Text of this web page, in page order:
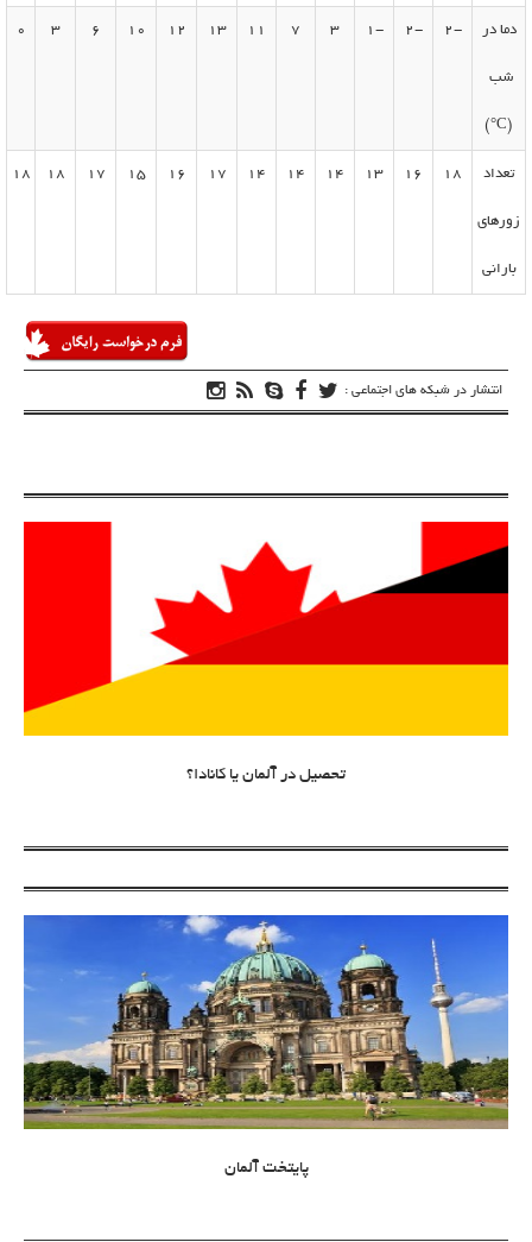
دما در
شب
(C°)
-2
-2
-1
3
7
11
13
12
10
6
3
0
تعداد
زورهای
بارانی
18
16
13
14
14
14
17
16
15
17
18
18
انتشار در شبکه های اجتماعی :
تحصیل در آلمان یا کانادا؟
پایتخت آلمان